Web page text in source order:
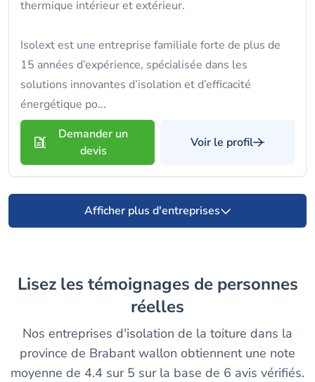
thermique intérieur et extérieur.
Isolext est une entreprise familiale forte de plus de
15 années d’expérience, spécialisée dans les
solutions innovantes d’isolation et d’efficacité
énergétique po...
Demander un
devis
Voir le profil
Afficher plus d'entreprises
Lisez les témoignages de personnes
réelles
Nos entreprises d'isolation de la toiture dans la
province de Brabant wallon obtiennent une note
moyenne de 4.4 sur 5 sur la base de 6 avis vérifiés.